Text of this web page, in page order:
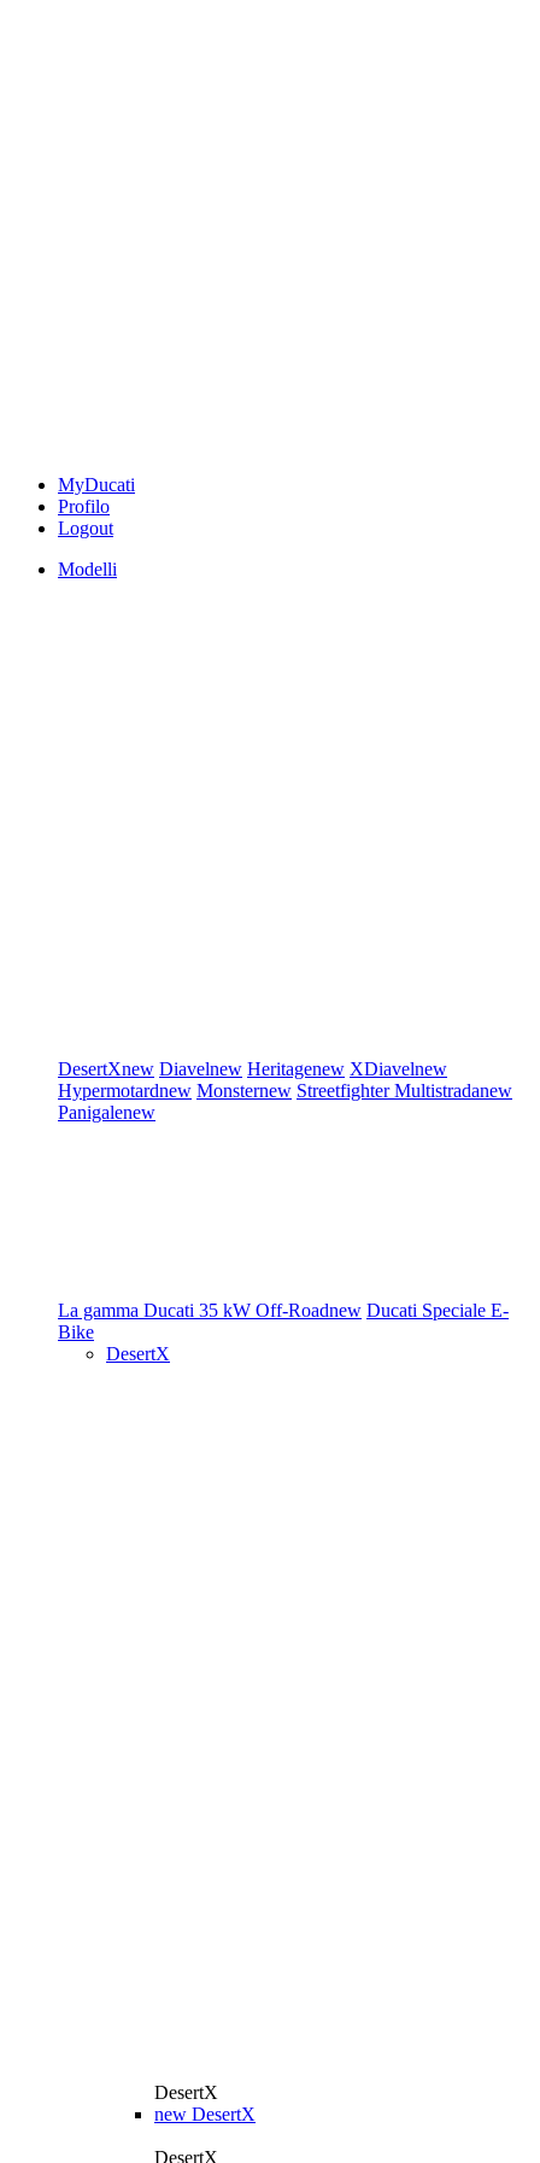
MyDucati
Profilo
Logout
Modelli
DesertXnew Diavelnew Heritagenew XDiavelnew
Hypermotardnew Monsternew StreetfighterMultistradanew
Panigalenew
La gamma Ducati 35 kW Off-Roadnew Ducati Speciale E-
Bike
DesertX
DesertX
new DesertX
DesertX